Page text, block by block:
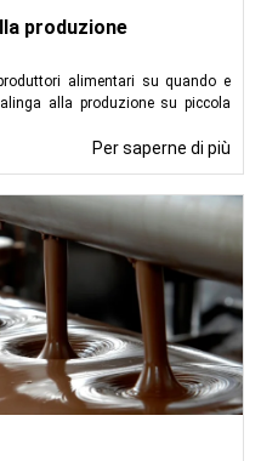
produzione
alimentari su quando e
alla produzione su piccola
Per saperne di più